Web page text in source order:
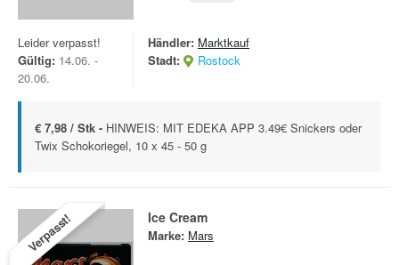
Leider verpasst!
Gültig: 14.06. -
20.06.
Händler: Marktkauf
Stadt:
Rostock
€ 7,98 / Stk - HINWEIS: MIT EDEKA APP 3.49€ Snickers oder
Twix Schokoriegel, 10 x 45 - 50 g
Verpasst! Ice Cream
Marke: Mars